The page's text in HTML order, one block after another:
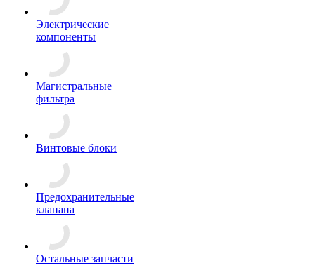
Электрические
компоненты
Магистральные
фильтра
Винтовые блоки
Предохранительные
клапана
Остальные запчасти